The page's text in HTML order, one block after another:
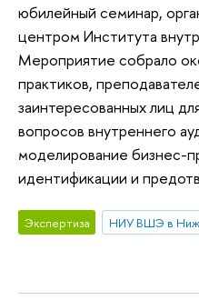
юбилейный семинар,
центром Института
Мероприятие собрало
практиков,
заинтересованных лиц
вопросов внутреннего
моделирование бизнес-
идентификации и
Экспертиза НИУ ВШЭ в